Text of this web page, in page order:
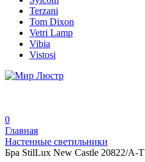
Terzani
Tom Dixon
Vetri Lamp
Vibia
Vistosi
0
Главная
Настенные светильники
Бра StilLux New Castle 20822/A-T